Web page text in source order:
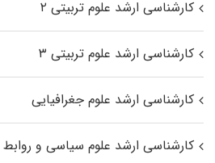
کارشناسی ارشد علوم تربیتی ۲
کارشناسی ارشد علوم تربیتی ۳
کارشناسی ارشد علوم جغرافیایی
کارشناسی ارشد علوم سیاسی و روابط